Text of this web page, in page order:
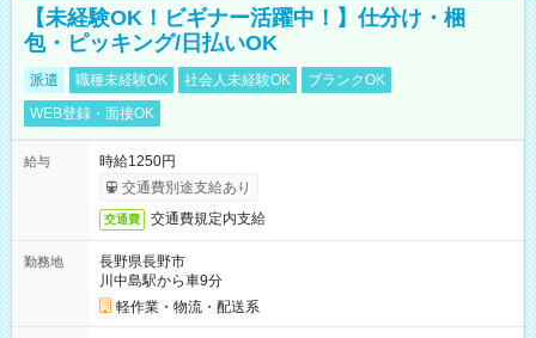
【未経験OK！ビギナー活躍中！】仕分け・梱
包・ピッキング/日払いOK
派遣 職種未経験OK 社会人未経験OK
ブランクOK
WEB登録・面接OK
給与
時給1250円
交通費別途支給あり
交通費 交通費規定内支給
勤務地
長野県長野市
川中島駅から車9分
軽作業・物流・配送系